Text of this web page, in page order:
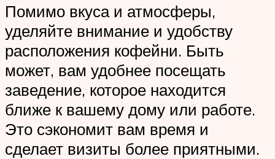
Помимо вкуса и атмосферы,
уделяйте внимание и удобству
расположения кофейни. Быть
может, вам удобнее посещать
заведение, которое находится
ближе к вашему дому или работе.
Это сэкономит вам время и
сделает визиты более приятными.